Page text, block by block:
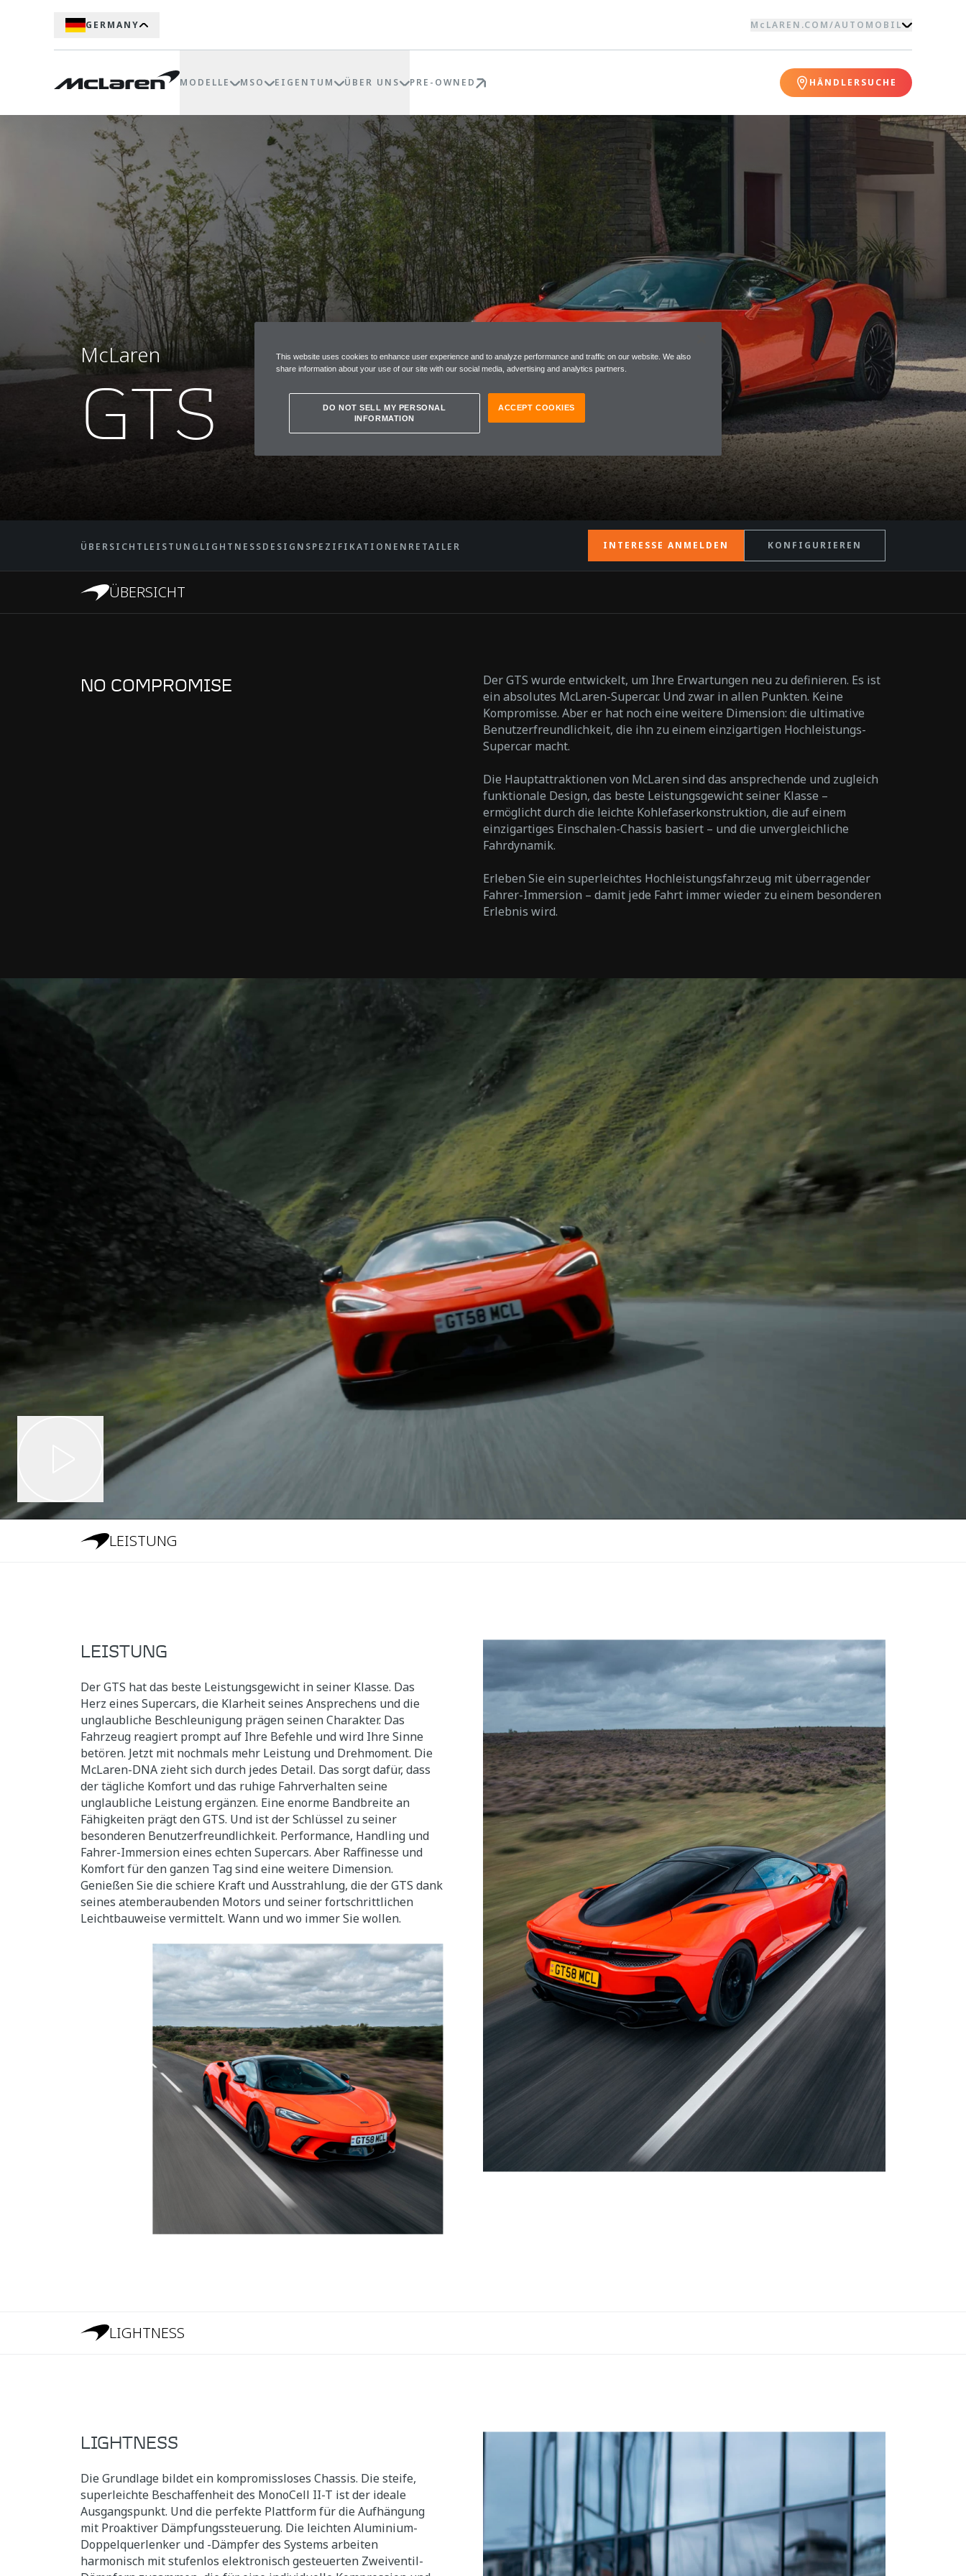
GERMANY McLAREN.COM/AUTOMOBIL
MODELLE MSO EIGENTUM ÜBER UNS PRE-OWNED HÄNDLERSUCHE
McLaren
GTS
ÜBERSICHT LEISTUNG LIGHTNESSDESIGN SPEZIFIKATIONEN RETAILER INTERESSE ANMELDEN KONFIGURIEREN
ÜBERSICHT
NO COMPROMISE
Der GTS wurde entwickelt, um Ihre Erwartungen neu zu definieren. Es ist
ein absolutes McLaren-Supercar. Und zwar in allen Punkten. Keine
Kompromisse. Aber er hat noch eine weitere Dimension: die ultimative
Benutzerfreundlichkeit, die ihn zu einem einzigartigen Hochleistungs-
Supercar macht.
Die Hauptattraktionen von McLaren sind das ansprechende und zugleich
funktionale Design, das beste Leistungsgewicht seiner Klasse –
ermöglicht durch die leichte Kohlefaserkonstruktion, die auf einem
einzigartiges Einschalen-Chassis basiert – und die unvergleichliche
Fahrdynamik.
Erleben Sie ein superleichtes Hochleistungsfahrzeug mit überragender
Fahrer-Immersion – damit jede Fahrt immer wieder zu einem besonderen
Erlebnis wird.
LEISTUNG
LEISTUNG
Der GTS hat das beste Leistungsgewicht in seiner Klasse. Das
Herz eines Supercars, die Klarheit seines Ansprechens und die
unglaubliche Beschleunigung prägen seinen Charakter. Das
Fahrzeug reagiert prompt auf Ihre Befehle und wird Ihre Sinne
betören. Jetzt mit nochmals mehr Leistung und Drehmoment. Die
McLaren-DNA zieht sich durch jedes Detail. Das sorgt dafür, dass
der tägliche Komfort und das ruhige Fahrverhalten seine
unglaubliche Leistung ergänzen. Eine enorme Bandbreite an
Fähigkeiten prägt den GTS. Und ist der Schlüssel zu seiner
besonderen Benutzerfreundlichkeit. Performance, Handling und
Fahrer-Immersion eines echten Supercars. Aber Raffinesse und
Komfort für den ganzen Tag sind eine weitere Dimension.
Genießen Sie die schiere Kraft und Ausstrahlung, die der GTS dank
seines atemberaubenden Motors und seiner fortschrittlichen
Leichtbauweise vermittelt. Wann und wo immer Sie wollen.
LIGHTNESS
LIGHTNESS
Die Grundlage bildet ein kompromissloses Chassis. Die steife,
superleichte Beschaffenheit des MonoCell II-T ist der ideale
Ausgangspunkt. Und die perfekte Plattform für die Aufhängung
mit Proaktiver Dämpfungssteuerung. Die leichten Aluminium-
Doppelquerlenker und -Dämpfer des Systems arbeiten
harmonisch mit stufenlos elektronisch gesteuerten Zweiventil-
This website uses cookies to enhance user experience and to analyze performance and traffic on our website. We also
share information about your use of our site with our social media, advertising and analytics partners.
DO NOT SELL MY PERSONAL
INFORMATION
ACCEPT COOKIES